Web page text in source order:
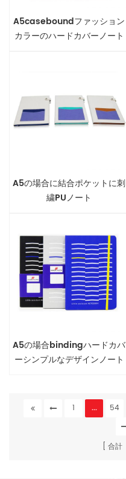
A5caseboundファッション
カラーのハードカバーノート
A5の場合に結合ポケットに刺
繍PUノート
A5の場合bindingハードカバ
ーシンプルなデザインノート
1 ... 54
合計